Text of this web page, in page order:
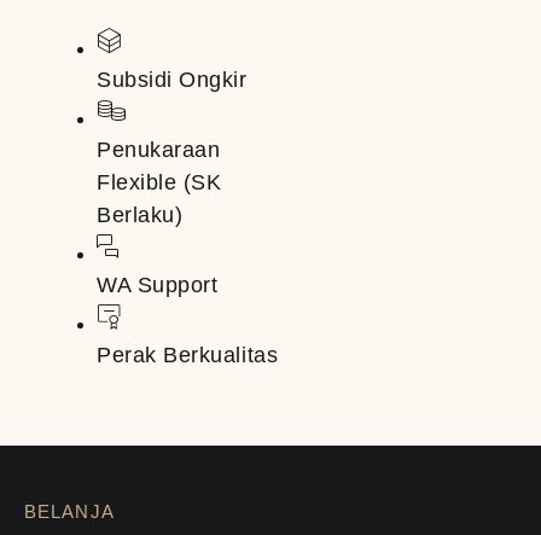
Subsidi Ongkir
Penukaraan
Flexible (SK
Berlaku)
WA Support
Perak Berkualitas
BELANJA